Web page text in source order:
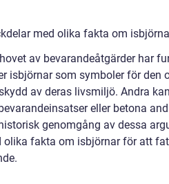
med olika fakta om
av bevarandeåtgärder har
isbjörnar som symboler för den
av deras livsmiljö. Andra
eller betona
genomgång av dessa
olika fakta om isbjörnar för att